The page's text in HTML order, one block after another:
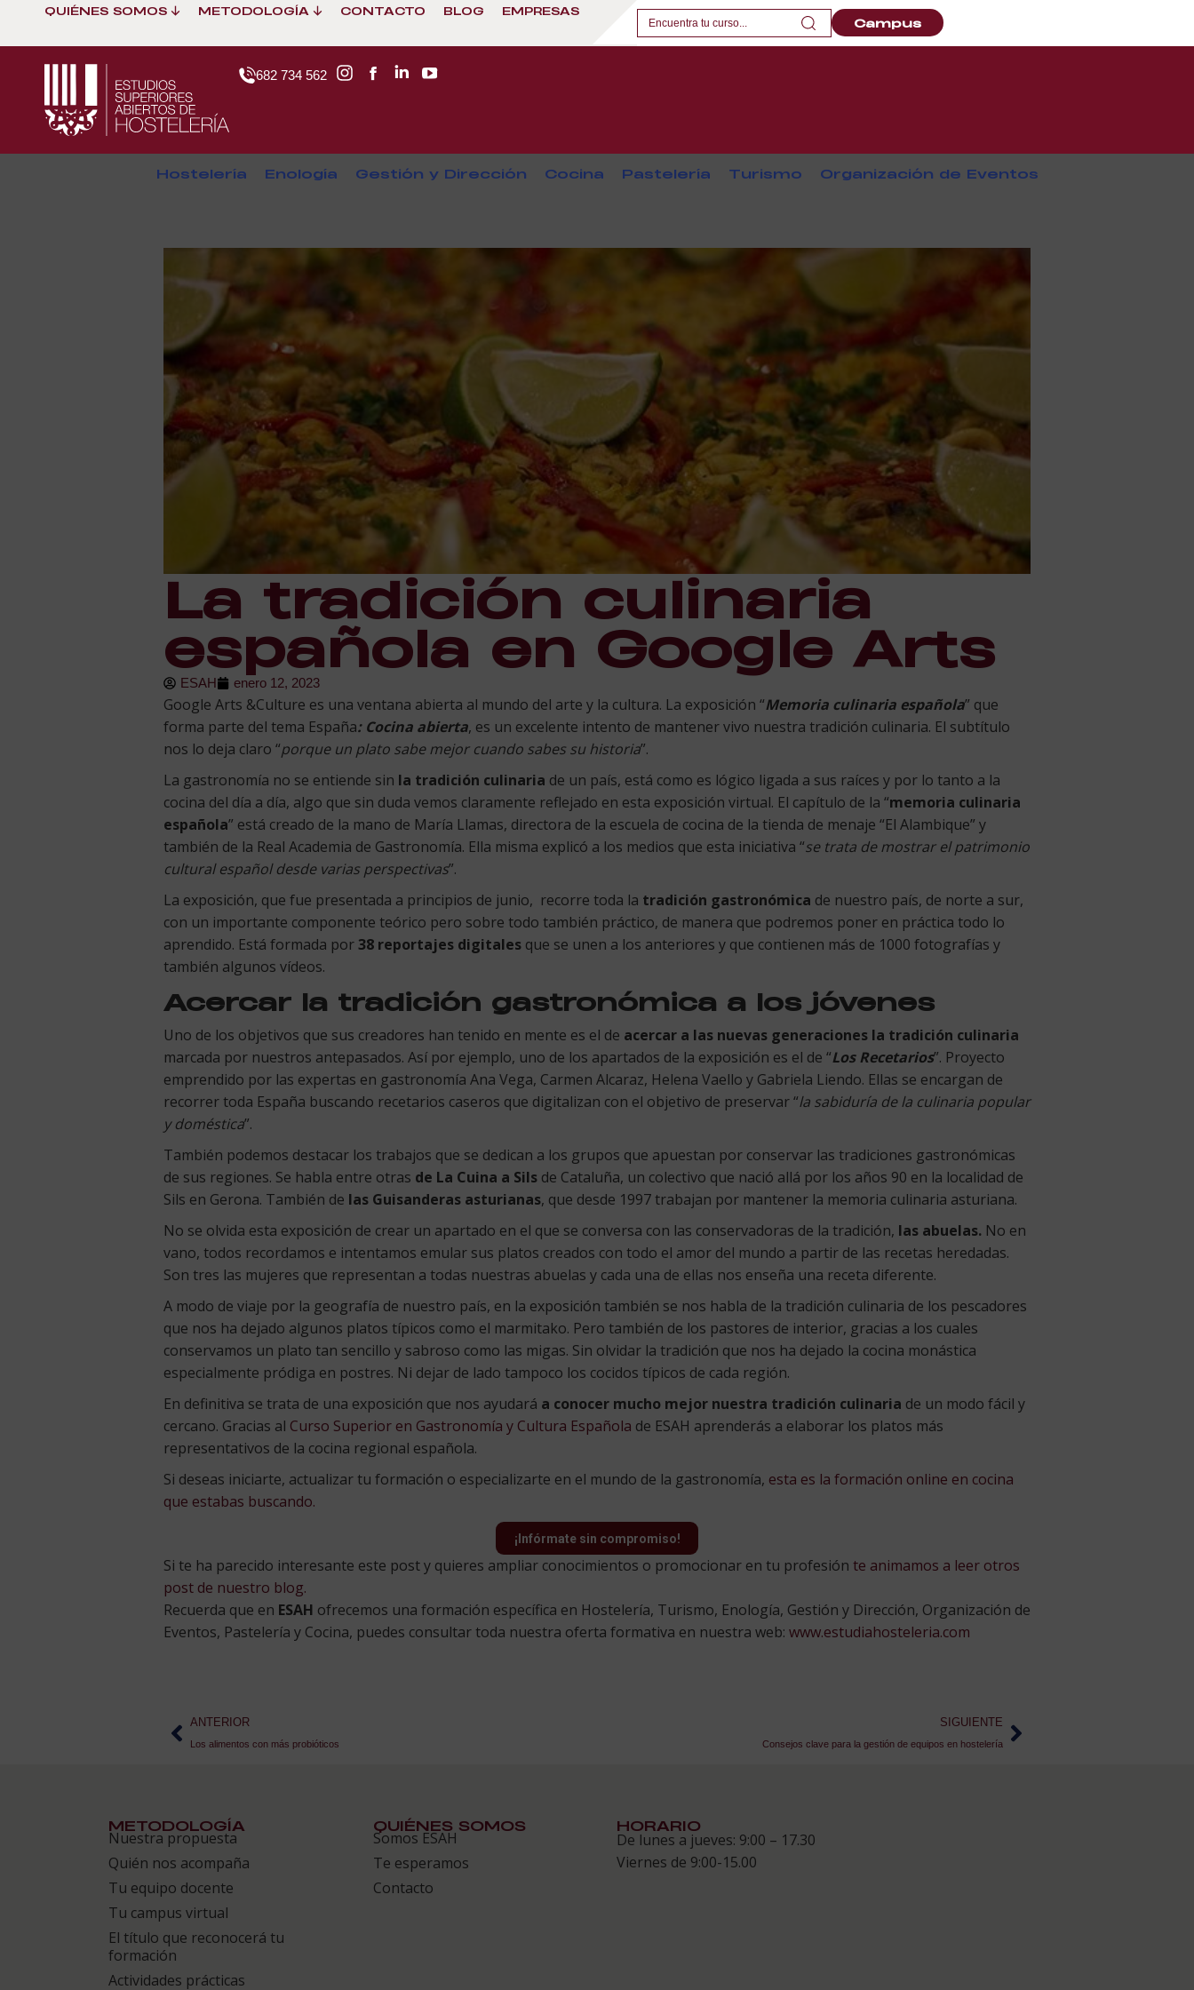
QUIÉNES SOMOS METODOLOGÍA CONTACTO BLOG EMPRESAS
Campus
682 734 562
Hostelería Enología Gestión y Dirección Cocina Pastelería Turismo Organización de Eventos
La tradición culinaria
española en Google Arts
ESAH enero 12, 2023
Google Arts &Culture es una ventana abierta al mundo del arte y la cultura. La exposición “Memoria culinaria española” que
forma parte del tema España: Cocina abierta, es un excelente intento de mantener vivo nuestra tradición culinaria. El subtítulo
nos lo deja claro “porque un plato sabe mejor cuando sabes su historia”.
La gastronomía no se entiende sin la tradición culinaria de un país, está como es lógico ligada a sus raíces y por lo tanto a la
cocina del día a día, algo que sin duda vemos claramente reflejado en esta exposición virtual. El capítulo de la “memoria culinaria
española” está creado de la mano de María Llamas, directora de la escuela de cocina de la tienda de menaje “El Alambique” y
también de la Real Academia de Gastronomía. Ella misma explicó a los medios que esta iniciativa “se trata de mostrar el patrimonio
cultural español desde varias perspectivas”.
La exposición, que fue presentada a principios de junio, recorre toda la tradición gastronómica de nuestro país, de norte a sur,
con un importante componente teórico pero sobre todo también práctico, de manera que podremos poner en práctica todo lo
aprendido. Está formada por38 reportajes digitales que se unen a los anteriores y que contienen más de 1000 fotografías y
también algunos vídeos.
Acercar la tradición gastronómica a los jóvenes
Uno de los objetivos que sus creadores han tenido en mente es el de acercar a las nuevas generaciones la tradición culinaria
marcada por nuestros antepasados. Así por ejemplo, uno de los apartados de la exposición es el de “Los Recetarios”. Proyecto
emprendido por las expertas en gastronomía Ana Vega, Carmen Alcaraz, Helena Vaello y Gabriela Liendo. Ellas se encargan de
recorrer toda España buscando recetarios caseros que digitalizan con el objetivo de preservar “la sabiduría de la culinaria popular
y doméstica”.
También podemos destacar los trabajos que se dedican a los grupos que apuestan por conservar las tradiciones gastronómicas
de sus regiones. Se habla entre otras de La Cuina a Sils de Cataluña, un colectivo que nació allá por los años 90 en la localidad de
Sils en Gerona. También de las Guisanderas asturianas, que desde 1997 trabajan por mantener la memoria culinaria asturiana.
No se olvida esta exposición de crear un apartado en el que se conversa con las conservadoras de la tradición, las abuelas. No en
vano, todos recordamos e intentamos emular sus platos creados con todo el amor del mundo a partir de las recetas heredadas.
Son tres las mujeres que representan a todas nuestras abuelas y cada una de ellas nos enseña una receta diferente.
A modo de viaje por la geografía de nuestro país, en la exposición también se nos habla de la tradición culinaria de los pescadores
que nos ha dejado algunos platos típicos como el marmitako. Pero también de los pastores de interior, gracias a los cuales
conservamos un plato tan sencillo y sabroso como las migas. Sin olvidar la tradición que nos ha dejado la cocina monástica
especialmente pródiga en postres. Ni dejar de lado tampoco los cocidos típicos de cada región.
En definitiva se trata de una exposición que nos ayudará a conocer mucho mejor nuestra tradición culinaria de un modo fácil y
cercano. Gracias al Curso Superior en Gastronomía y Cultura Española de ESAH aprenderás a elaborar los platos más
representativos de la cocina regional española.
Si deseas iniciarte, actualizar tu formación o especializarte en el mundo de la gastronomía, esta es la formación online en cocina
que estabas buscando.
¡Infórmate sin compromiso!
Si te ha parecido interesante este post y quieres ampliar conocimientos o promocionar en tu profesión te animamos a leer otros
post de nuestro blog.
Recuerda que en ESAH ofrecemos una formación específica en Hostelería, Turismo, Enología, Gestión y Dirección, Organización de
Eventos, Pastelería y Cocina, puedes consultar toda nuestra oferta formativa en nuestra web: www.estudiahosteleria.com
ANTERIOR
Los alimentos con más probióticos
SIGUIENTE
Consejos clave para la gestión de equipos en hostelería
METODOLOGÍA
Nuestra propuesta
Quién nos acompaña
Tu equipo docente
Tu campus virtual
El título que reconocerá tu
formación
Actividades prácticas
QUIÉNES SOMOS
Somos ESAH
Te esperamos
Contacto
HORARIO
De lunes a jueves: 9:00 – 17.30
Viernes de 9:00-15.00